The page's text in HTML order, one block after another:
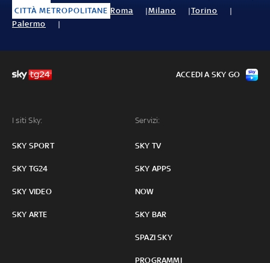
CITTÀ METROPOLITANE Roma Milano
Torino
Palermo
I siti Sky:
SKY SPORT
SKY TG24
SKY VIDEO
SKY ARTE
Servizi:
SKY TV
SKY APPS
NOW
SKY BAR
SPAZI SKY
PROGRAMMI
ACCEDI A SKY GO